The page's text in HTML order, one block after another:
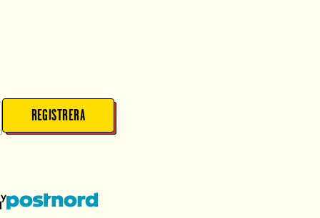
REGISTRERA